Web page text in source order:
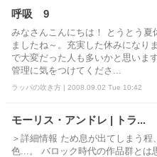
呼吸 9
みなさんこんにちは！ とうとう夏
ましたね～。充実した休みになり
で大変だった人も多いかと思いま
管理に気をつけてくださ...
ラッパの吹き方 | 2008.09.02 Tue 10:42
モーリス・アンドレ | トラ...
＞詳細情報 ため息が出てしまう
色...。 バロック時代の作品群とは